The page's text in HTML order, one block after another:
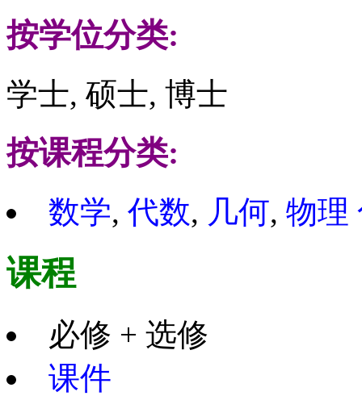
按学位分类:
学士, 硕士, 博士
按课程分类:
数学,代数, 几何,物理
课程
必修 + 选修
课件